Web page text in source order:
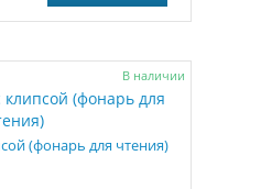
В наличии
(фонарь для чтения)